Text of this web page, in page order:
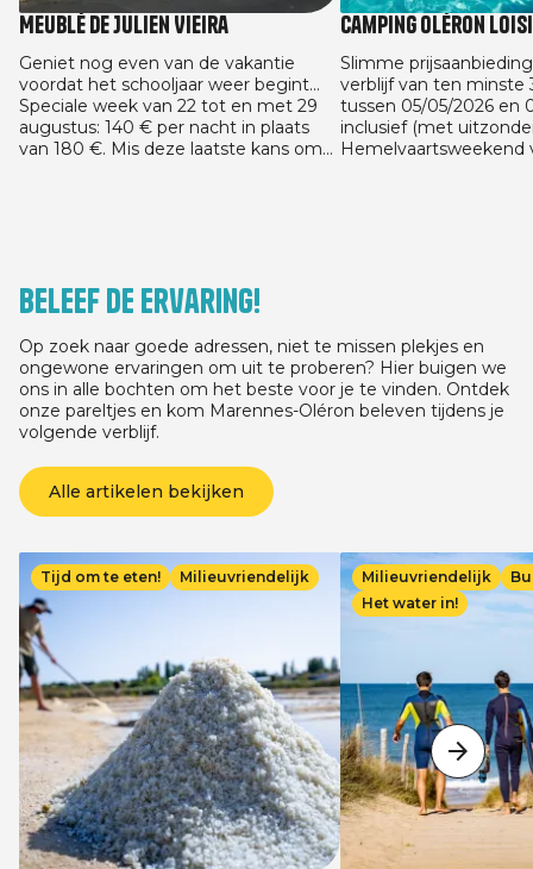
Meublé de Julien Vieira
Geniet nog even van de vakantie
voordat het schooljaar weer begint...
Speciale week van 22 tot en met 29
augustus: 140 € per nacht in plaats
van 180 €. Mis deze laatste kans om
Camping Oléron
Slimme
verblijf van ten minste
tussen 05/05/2026 en
inclusief (met
Hemelvaartsweekend
verblijfsdatum, tussen
13/09/2026.
Beleef de ervaring!
Op zoek naar goede adressen, niet te missen plekjes en
ongewone ervaringen om uit te proberen? Hier buigen we
ons in alle bochten om het beste voor je te vinden. Ontdek
onze pareltjes en kom Marennes-Oléron beleven tijdens je
volgende verblijf.
Alle artikelen bekijken
Tijd om te eten! Milieuvriendelijk
Afbeelding
Milieuvriendelijk
Het water in!
Afbeelding